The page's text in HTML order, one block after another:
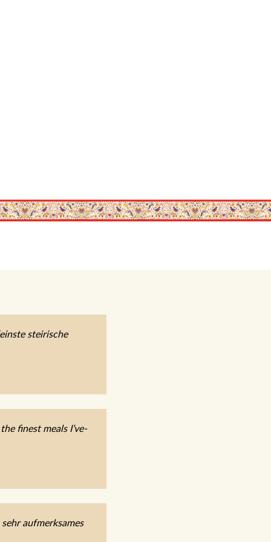
steirische
finest meals I’ve-
aufmerksames